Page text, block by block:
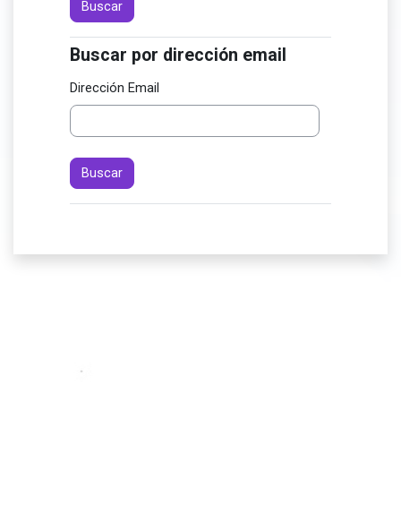
Buscar por dirección email
Buscar por dirección email
Dirección Email